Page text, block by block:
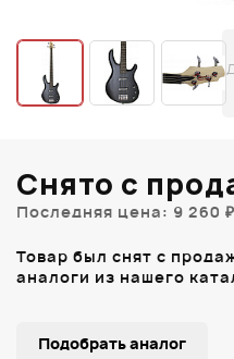
Снято с
Последняя цена: 9 260 ₽
Товар был снят с
аналоги из нашего
Подобрать аналог